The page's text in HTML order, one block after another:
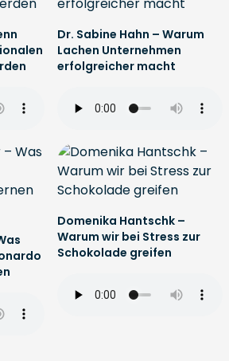
Dr. Sabine Hahn – Warum
Lachen Unternehmen
erfolgreicher macht
Domenika Hantschk –
Warum wir bei Stress zur
Schokolade greifen